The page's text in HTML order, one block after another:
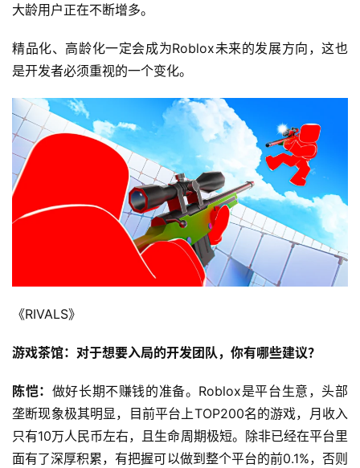
大龄用户正在不断增多。
精品化、高龄化一定会成为Roblox未来的发展方向，这也
是开发者必须重视的一个变化。
《RIVALS》
游戏茶馆：对于想要入局的开发团队，你有哪些建议？
陈恺： 做好长期不赚钱的准备。Roblox是平台生意，头部
垄断现象极其明显，目前平台上TOP200名的游戏，月收入
只有10万人民币左右，且生命周期极短。除非已经在平台里
面有了深厚积累，有把握可以做到整个平台的前0.1%，否则